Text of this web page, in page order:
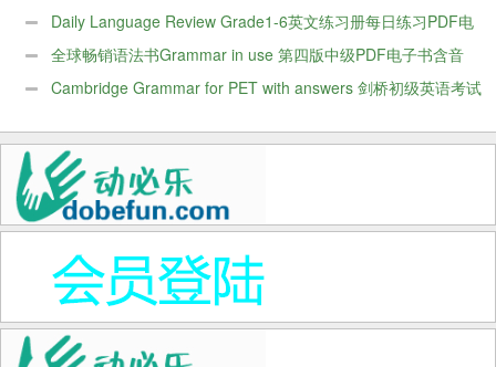
版
Daily Language Review Grade1-6英文练习册每日练习PDF电
子版全球畅销语法书Grammar in use 第四版中级PDF电子书含音
频 Cambridge Grammar for PET with answers 剑桥初级英语考试